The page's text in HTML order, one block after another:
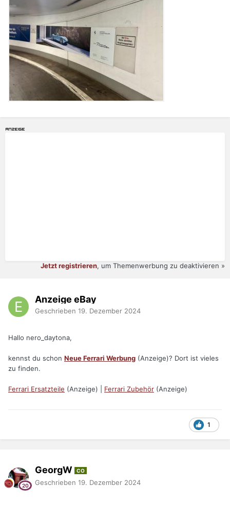
Jetzt registrieren, um Themenwerbung zu deaktivieren »
Anzeige eBay
Geschrieben 19. Dezember 2024
Hallo nero_daytona,
kennst du schon Neue Ferrari Werbung (Anzeige)? Dort ist vieles
zu finden.
Ferrari Ersatzteile (Anzeige) | Ferrari Zubehör (Anzeige)
1
GeorgW CO
Geschrieben 19. Dezember 2024